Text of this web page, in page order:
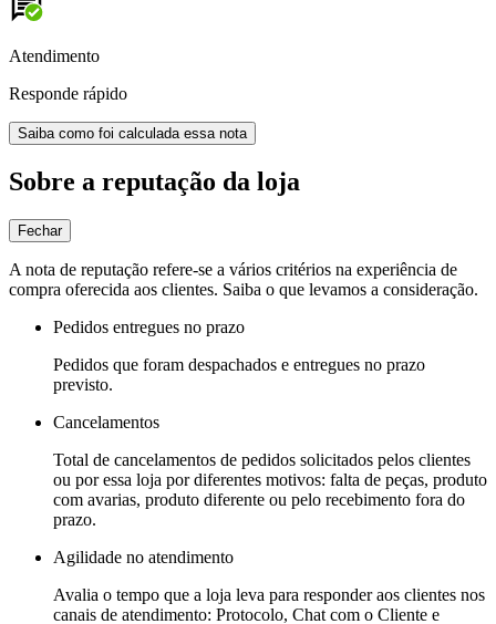
Atendimento
Responde rápido
Saiba como foi calculada essa nota
Sobre a reputação da loja
Fechar
A nota de reputação refere-se a vários critérios na experiência de
compra oferecida aos clientes. Saiba o que levamos a consideração.
Pedidos entregues no prazo
Pedidos que foram despachados e entregues no prazo
previsto.
Cancelamentos
Total de cancelamentos de pedidos solicitados pelos clientes
ou por essa loja por diferentes motivos: falta de peças, produto
com avarias, produto diferente ou pelo recebimento fora do
prazo.
Agilidade no atendimento
Avalia o tempo que a loja leva para responder aos clientes nos
canais de atendimento: Protocolo, Chat com o Cliente e